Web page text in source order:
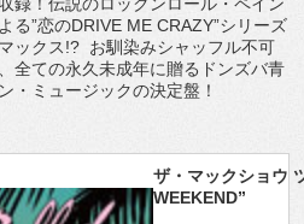
る”恋のDRIVE ME CRAZY”シリーズ
ックス!? お馴染みシャッフル不可
全ての永久未成年に贈るドンズバ青
・ミュージックの決定盤！
ザ・マックショウ
WEEKEND”